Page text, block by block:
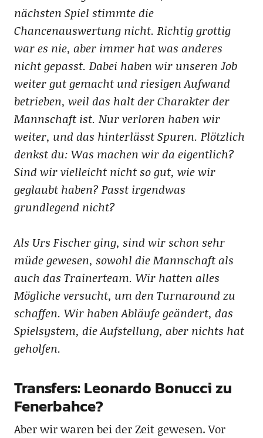
nächsten Spiel stimmte die
Chancenauswertung nicht. Richtig grottig
war es nie, aber immer hat was anderes
nicht gepasst. Dabei haben wir unseren Job
weiter gut gemacht und riesigen Aufwand
betrieben, weil das halt der Charakter der
Mannschaft ist. Nur verloren haben wir
weiter, und das hinterlässt Spuren. Plötzlich
denkst du: Was machen wir da eigentlich?
Sind wir vielleicht nicht so gut, wie wir
geglaubt haben? Passt irgendwas
grundlegend nicht?
Als Urs Fischer ging, sind wir schon sehr
müde gewesen, sowohl die Mannschaft als
auch das Trainerteam. Wir hatten alles
Mögliche versucht, um den Turnaround zu
schaffen. Wir haben Abläufe geändert, das
Spielsystem, die Aufstellung, aber nichts hat
geholfen.
Transfers: Leonardo Bonucci zu
Fenerbahce?
Aber wir waren bei der Zeit gewesen. Vor